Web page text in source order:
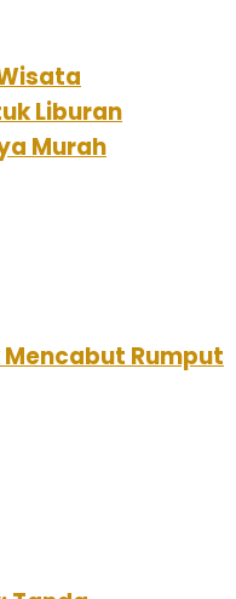
Liburan
Murah
Rumput